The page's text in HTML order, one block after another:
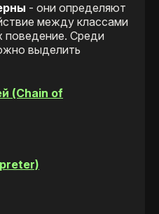
- они определяют
между классами
поведение. Среди
выделить
(Chain of